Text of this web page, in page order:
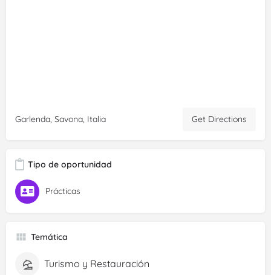
Garlenda, Savona, Italia Get Directions
Tipo de oportunidad
Prácticas
Temática
Turismo y Restauración